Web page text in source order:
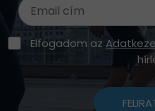
Elfogadom az